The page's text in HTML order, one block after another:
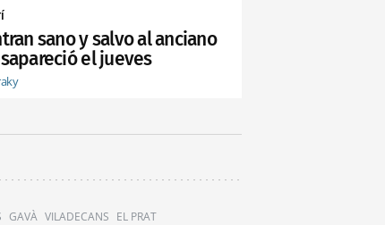
sano y salvo al anciano
el jueves
GAVÀ VILADECANS EL PRAT